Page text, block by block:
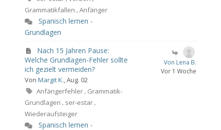
Grammatikfallen , Anfänger
Spanisch lernen -
Grundlagen
Nach 15 Jahren Pause:
Welche Grundlagen-Fehler sollte
ich gezielt vermeiden?
Von Margit K., Aug. 02
Anfängerfehler, Grammatik-
Grundlagen , ser-estar ,
Wiederaufsteiger
Spanisch lernen -
Von Lena B.
Vor 1 Woche